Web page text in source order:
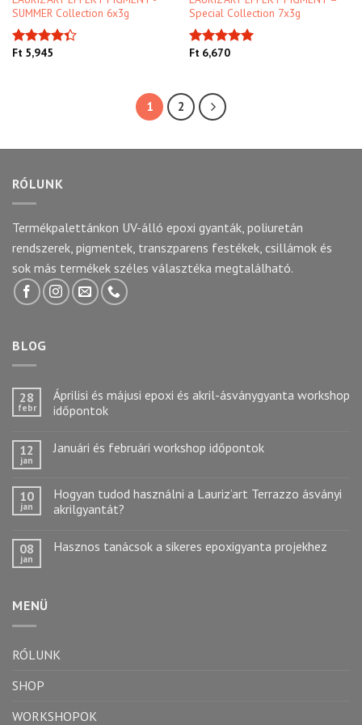
SUMMER Collection 6x3g
Értékelés:
Ft5,945
Special Collection 7x3g
Értékelés:
Ft6,670
1 2
RÓLUNK
Termékpalettánkon UV-álló epoxi gyanták, poliuretán
rendszerek, pigmentek, transzparens festékek, csillámok és
sok más termékek széles választéka megtalálható.
BLOG
28
febr
Áprilisi és májusi epoxi és akril-ásványgyanta workshop
időpontok
12
jan
Januári és februári workshop időpontok
10
jan
Hogyan tudod használni a Lauriz’art Terrazzo ásványi
akrilgyantát?
08
jan
Hasznos tanácsok a sikeres epoxigyanta projekhez
MENÜ
RÓLUNK
SHOP
WORKSHOPOK